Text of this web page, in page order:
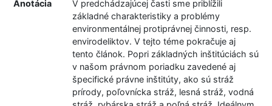
Anotácia
V predchádzajúcej časti sme priblížili
základné charakteristiky a problémy
environmentálnej protiprávnej činnosti, resp.
envirodeliktov. V tejto téme pokračuje aj
tento článok. Popri základných inštitúciách sú
v našom právnom poriadku zavedené aj
špecifické právne inštitúty, ako sú stráž
prírody, poľovnícka stráž, lesná stráž, vodná